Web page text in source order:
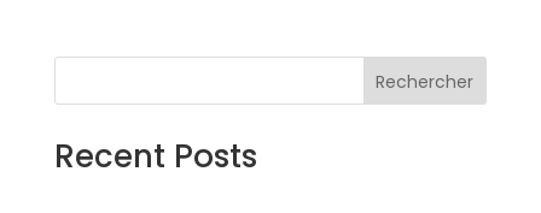
Rechercher
Recent Posts